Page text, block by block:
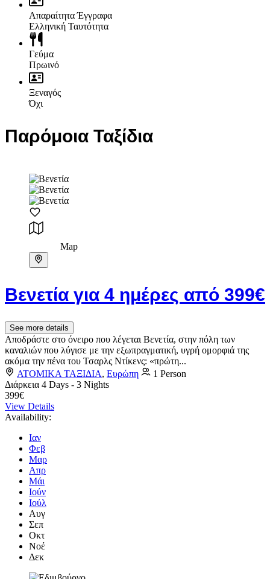
Απαραίτητα Έγγραφα
Ελληνική Ταυτότητα
Γεύμα
Πρωινό
Ξεναγός
Όχι
Παρόμοια Ταξίδια
Map
Βενετία για 4 ημέρες από 399€
See more details
Αποδράστε στο όνειρο που λέγεται Βενετία, στην πόλη των
καναλιών που λύγισε με την εξωπραγματική, υγρή ομορφιά της
ακόμα την πένα του Τσαρλς Ντίκενς: «πρώτη...
ΑΤΟΜΙΚΑ ΤΑΞΙΔΙΑ, Ευρώπη
1 Person
Διάρκεια 4 Days - 3 Nights
399€
View Details
Availability:
Ιαν
Φεβ
Μαρ
Απρ
Μάι
Ιούν
Ιούλ
Αυγ
Σεπ
Οκτ
Νοέ
Δεκ